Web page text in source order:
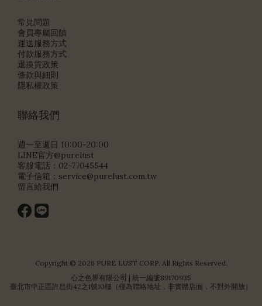
常見問題
會員專屬回饋
運送服務方式
付款服務方式
退換貨政策
條款與細則
隱私權政策
聯絡我們
週一至週日 10:00-20:00
LINE官方@purelust
客服電話：02-77045544
電子信箱： service@purelust.com.tw
留言給我們
Copyright © 2026 PURE LUST CORP. All Rights Reserved.
心之色界有限公司 | 統一編號89170935
臺北市中正區許昌街42之1號10樓（僅為聯絡地址，非實體店面，不對外開放）